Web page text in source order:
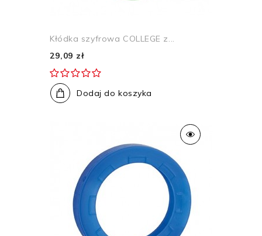
Kłódka szyfrowa COLLEGE z...
29,09 zł
Dodaj do koszyka